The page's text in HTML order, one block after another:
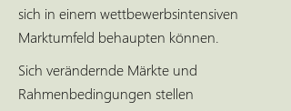
sich in einem wettbewerbsintensiven
Marktumfeld behaupten können.
Sich verändernde Märkte und
Rahmenbedingungen stellen